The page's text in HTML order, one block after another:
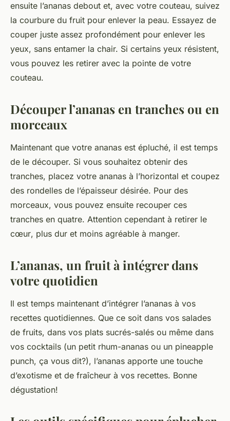
ensuite l’ananas debout et, avec votre couteau, suivez
la courbure du fruit pour enlever la peau. Essayez de
couper juste assez profondément pour enlever les
yeux, sans entamer la chair. Si certains yeux résistent,
vous pouvez les retirer avec la pointe de votre
couteau.
Découper l’ananas en tranches ou en
morceaux
Maintenant que votre ananas est épluché, il est temps
de le découper. Si vous souhaitez obtenir des
tranches, placez votre ananas à l’horizontal et coupez
des rondelles de l’épaisseur désirée. Pour des
morceaux, vous pouvez ensuite recouper ces
tranches en quatre. Attention cependant à retirer le
cœur, plus dur et moins agréable à manger.
L’ananas, un fruit à intégrer dans
votre quotidien
Il est temps maintenant d’intégrer l’ananas à vos
recettes quotidiennes. Que ce soit dans vos salades
de fruits, dans vos plats sucrés-salés ou même dans
vos cocktails (un petit rhum-ananas ou un pineapple
punch, ça vous dit?), l’ananas apporte une touche
d’exotisme et de fraîcheur à vos recettes. Bonne
dégustation!